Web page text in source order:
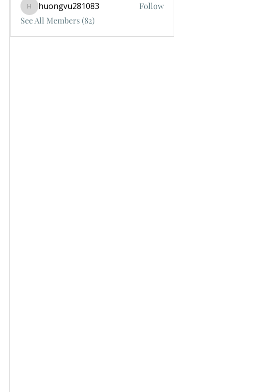
huongvu281083
huongvu281083
Follow
See All Members (82)